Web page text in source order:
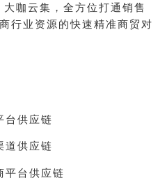
咖云集，全方位打通销售
行业资源的快速精准商贸对
台供应链
道供应链
平台供应链